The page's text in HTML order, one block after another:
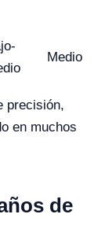
Medio
precisión,
en muchos
de